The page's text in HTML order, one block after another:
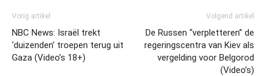
Vorig artikel
NBC News: Israël trekt
‘duizenden’ troepen terug uit
Gaza (Video’s 18+)
Volgend artikel
De Russen “verpletteren” de
regeringscentra van Kiev als
vergelding voor Belgorod
(Video’s)